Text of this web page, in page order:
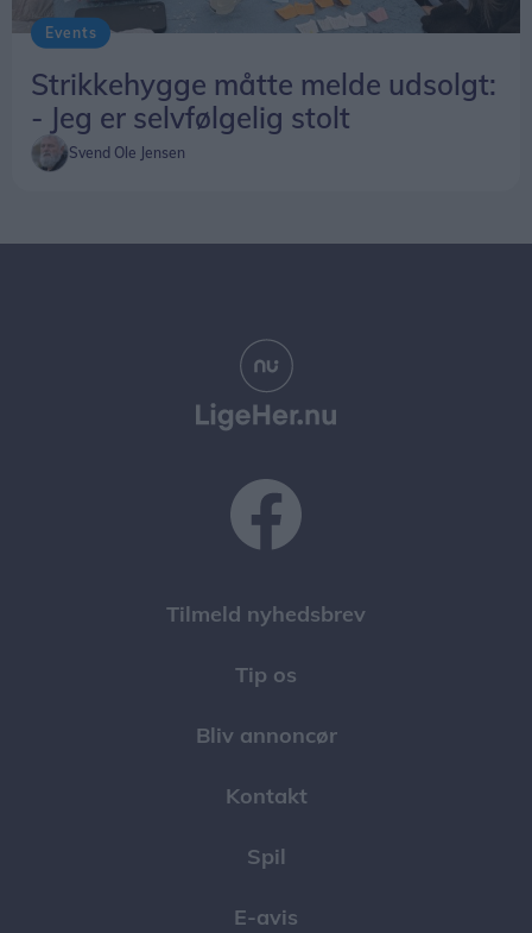
Events
Strikkehygge måtte melde udsolgt:
- Jeg er selvfølgelig stolt
Svend Ole Jensen
Tilmeld nyhedsbrev
Tip os
Bliv annoncør
Kontakt
Spil
E-avis